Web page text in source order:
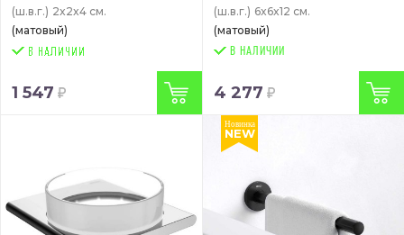
(ш.в.г.) 2x2x4 см.
(матовый)
1 547
(ш.в.г.) 6x6x12 см.
(матовый)
В НАЛИЧИИ
4 277
Новинка
NEW